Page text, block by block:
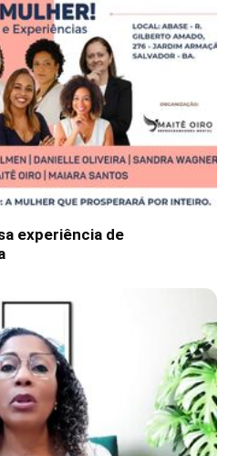
experiência de